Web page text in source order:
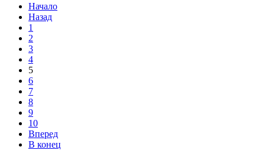
Начало
Назад
1
2
3
4
5
6
7
8
9
10
Вперед
В конец